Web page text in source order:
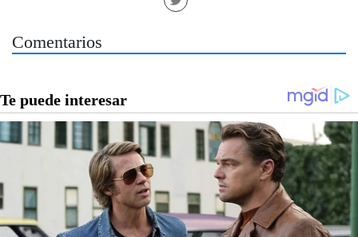
Comentarios